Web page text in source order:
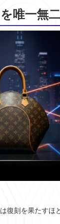
唯一無
復刻を果たすほ